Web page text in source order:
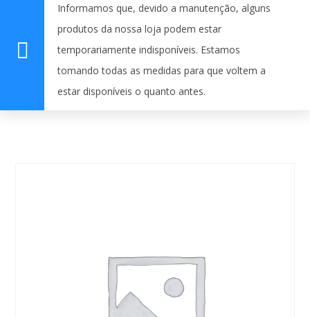
Informamos que, devido a manutenção, alguns
produtos da nossa loja podem estar
temporariamente indisponíveis. Estamos
tomando todas as medidas para que voltem a
estar disponíveis o quanto antes.